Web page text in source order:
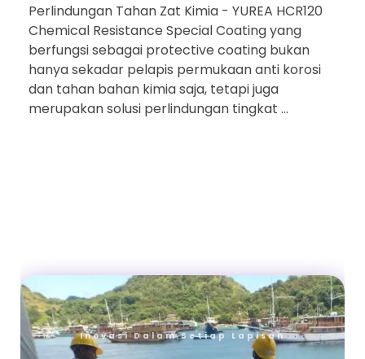
Perlindungan Tahan Zat Kimia - YUREA HCR120
Chemical Resistance Special Coating yang
berfungsi sebagai protective coating bukan
hanya sekadar pelapis permukaan anti korosi
dan tahan bahan kimia saja, tetapi juga
merupakan solusi perlindungan tingkat ...
Inovasi Dalam Setiap Lapisan